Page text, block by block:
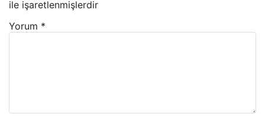
ile işaretlenmişlerdir
Yorum *